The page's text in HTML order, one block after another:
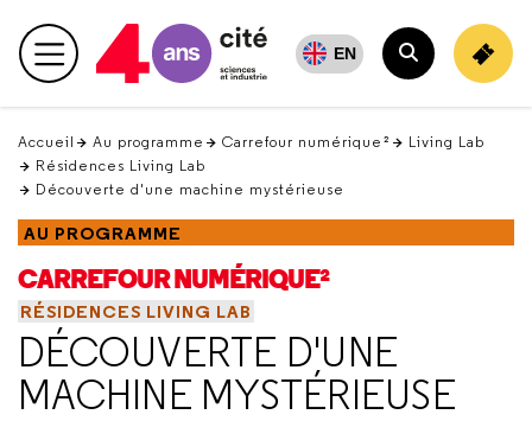
en
haut Menu principal EN
Rechercher
Accueil Au programme Carrefour numérique²
Living Lab
Résidences Living Lab
Découverte d'une machine mystérieuse
AU PROGRAMME
CARREFOUR NUMÉRIQUE²
RÉSIDENCES LIVING LAB
DÉCOUVERTE D'UNE
MACHINE MYSTÉRIEUSE